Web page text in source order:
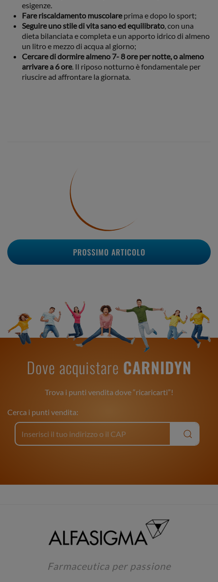
esigenze.
Fare riscaldamento muscolareprima e dopo lo sport;
Seguire uno stile di vita sano ed equilibrato, con una
dieta bilanciata e completa e un apporto idrico di almeno
un litro e mezzo di acqua al giorno;
Cercare di dormire almeno 7- 8 ore per notte, o almeno
arrivare a 6 ore. Il riposo notturno è fondamentale per
riuscire ad affrontare la giornata.
PROSSIMO ARTICOLO
Dove acquistare CARNIDYN
Trova i punti vendita dove “ricaricarti”!
Cerca i punti vendita:
Farmaceutica per passione